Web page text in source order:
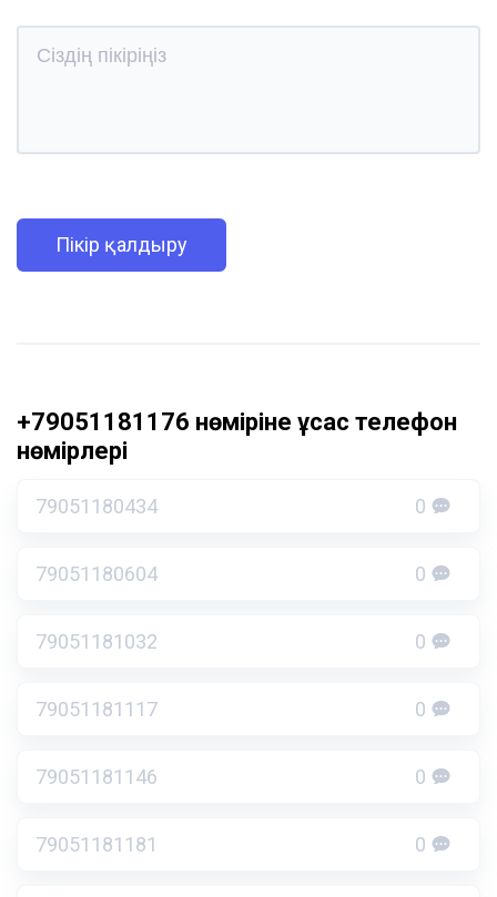
Пікір қалдыру
+79051181176 нөміріне ұқсас телефон
нөмірлері
79051180434 0
79051180604 0
79051181032 0
79051181117 0
79051181146 0
79051181181 0